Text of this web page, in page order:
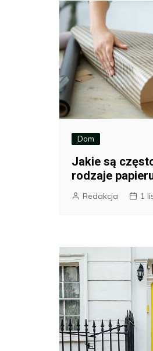
Dom
Jakie są
rodzaje
Redakcja 1